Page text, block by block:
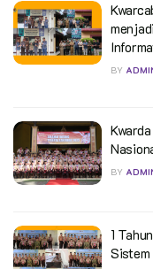
BY
BY
1
Sistem